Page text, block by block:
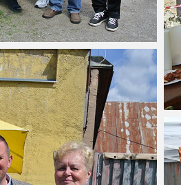
12. 11. 2025 – Návšteva obce Nemecká